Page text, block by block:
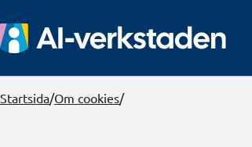
Startsida/Om cookies/